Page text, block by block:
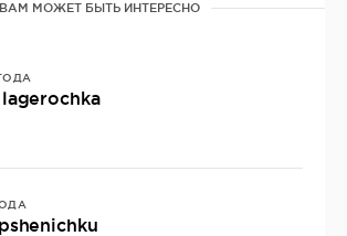
ВАМ МОЖЕТ БЫТЬ ИНТЕРЕСНО